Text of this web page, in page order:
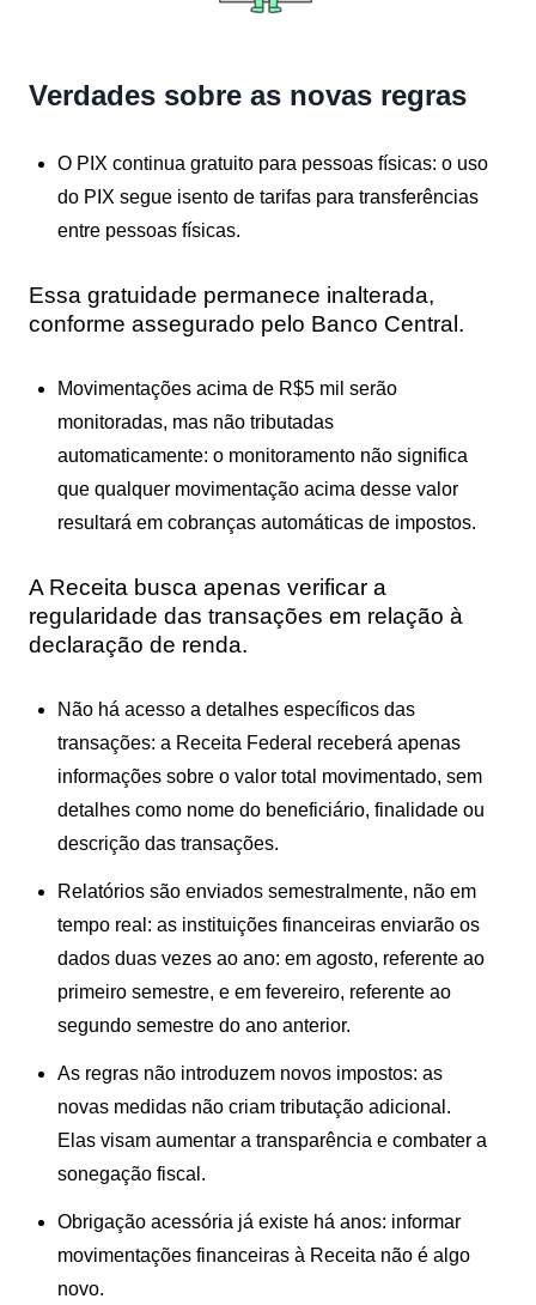
Verdades sobre as novas regras
O PIX continua gratuito para pessoas físicas: o uso
do PIX segue isento de tarifas para transferências
entre pessoas físicas.
Essa gratuidade permanece inalterada,
conforme assegurado pelo Banco Central.
Movimentações acima de R$5 mil serão
monitoradas, mas não tributadas
automaticamente: o monitoramento não significa
que qualquer movimentação acima desse valor
resultará em cobranças automáticas de impostos.
A Receita busca apenas verificar a
regularidade das transações em relação à
declaração de renda.
Não há acesso a detalhes específicos das
transações: a Receita Federal receberá apenas
informações sobre o valor total movimentado, sem
detalhes como nome do beneficiário, finalidade ou
descrição das transações.
Relatórios são enviados semestralmente, não em
tempo real : as instituições financeiras enviarão os
dados duas vezes ao ano: em agosto, referente ao
primeiro semestre, e em fevereiro, referente ao
segundo semestre do ano anterior.
As regras não introduzem novos impostos: as
novas medidas não criam tributação adicional.
Elas visam aumentar a transparência e combater a
sonegação fiscal.
Obrigação acessória já existe há anos: informar
movimentações financeiras à Receita não é algo
novo.